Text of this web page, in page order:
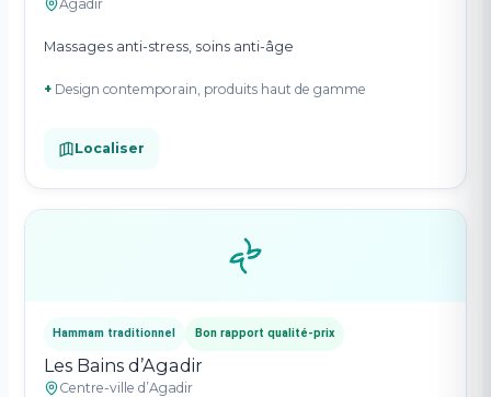
Agadir
Massages anti-stress, soins anti-âge
+Design contemporain, produits haut de gamme
Localiser
Hammam traditionnel Bon rapport qualité-prix
Les Bains d’Agadir
Centre-ville d’Agadir